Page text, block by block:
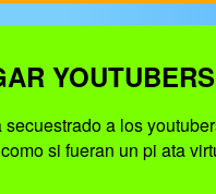
secuestrado a los
si fueran un pi ata